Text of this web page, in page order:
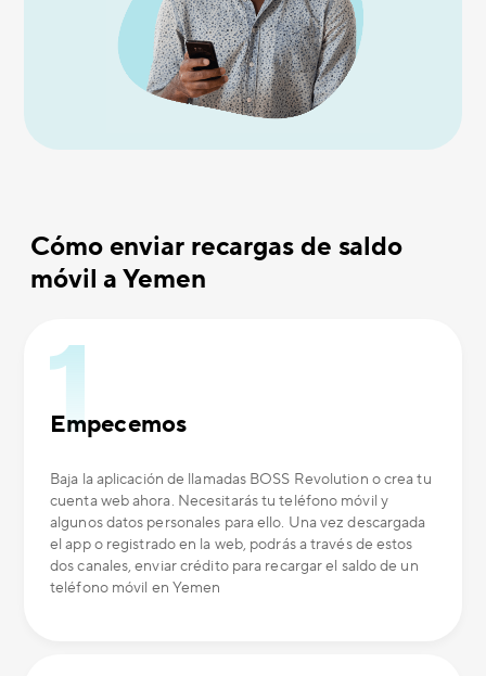
Cómo enviar recargas de saldo
móvil a Yemen
Empecemos
Baja la aplicación de llamadas BOSS Revolution o crea tu
cuenta web ahora. Necesitarás tu teléfono móvil y
algunos datos personales para ello. Una vez descargada
el app o registrado en la web, podrás a través de estos
dos canales, enviar crédito para recargar el saldo de un
teléfono móvil en Yemen